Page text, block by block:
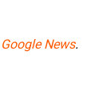
Google News.